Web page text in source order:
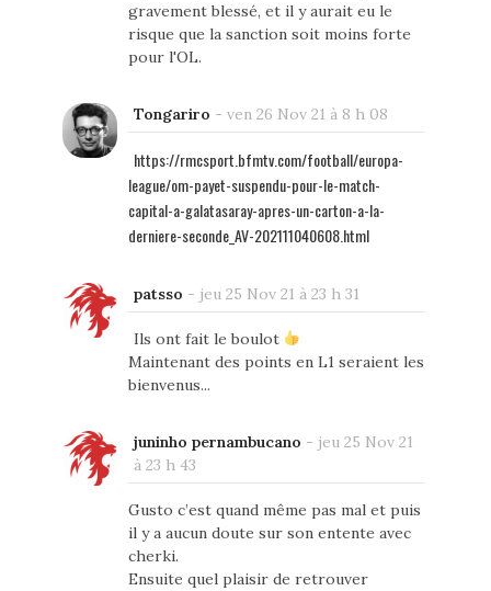
gravement blessé, et il y aurait eu le
risque que la sanction soit moins forte
pour l'OL.
Tongariro - ven 26 Nov 21 à 8 h 08
https://rmcsport.bfmtv.com/football/europa-
league/om-payet-suspendu-pour-le-match-
capital-a-galatasaray-apres-un-carton-a-la-
derniere-seconde_AV-202111040608.html
patsso - jeu 25 Nov 21 à 23 h 31
Ils ont fait le boulot
Maintenant des points en L1 seraient les
bienvenus...
juninho pernambucano - jeu 25 Nov 21
à 23 h 43
Gusto c’est quand même pas mal et puis
il y a aucun doute sur son entente avec
cherki.
Ensuite quel plaisir de retrouver